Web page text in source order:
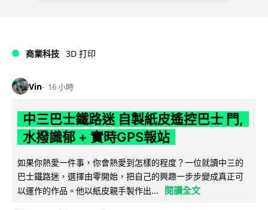
商業科技 3D 打印
Vin 16 小時
中三巴士鐵路迷 自製紙皮遙控巴士 門,
水撥識郁 + 實時GPS報站
如果你熱愛一件事，你會熱愛到怎樣的程度？一位就讀中三的
巴士鐵路迷，選擇由零開始，把自己的興趣一步步變成真正可
以運作的作品。他以紙皮親手製作出...
閱讀全文